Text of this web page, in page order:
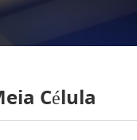
Célula